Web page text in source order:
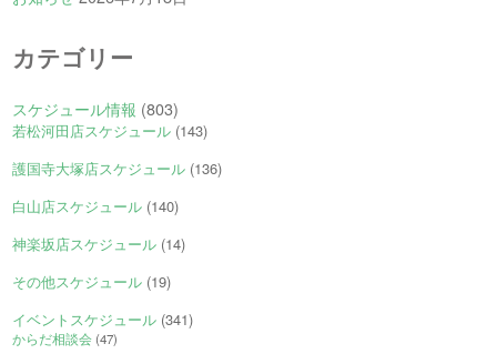
カテゴリー
スケジュール情報 (803)
若松河田店スケジュール (143)
護国寺大塚店スケジュール (136)
白山店スケジュール (140)
神楽坂店スケジュール (14)
その他スケジュール (19)
イベントスケジュール (341)
からだ相談会 (47)